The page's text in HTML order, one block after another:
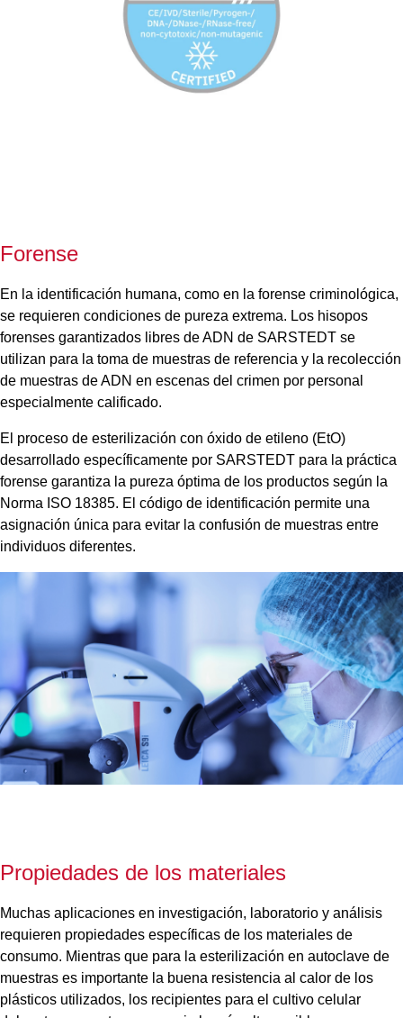
Forense
En la identificación humana, como en la forense criminológica,
se requieren condiciones de pureza extrema. Los hisopos
forenses garantizados libres de ADN de SARSTEDT se
utilizan para la toma de muestras de referencia y la recolección
de muestras de ADN en escenas del crimen por personal
especialmente calificado.
El proceso de esterilización con óxido de etileno (EtO)
desarrollado específicamente por SARSTEDT para la práctica
forense garantiza la pureza óptima de los productos según la
Norma ISO 18385. El código de identificación permite una
asignación única para evitar la confusión de muestras entre
individuos diferentes.
Propiedades de los materiales
Muchas aplicaciones en investigación, laboratorio y análisis
requieren propiedades específicas de los materiales de
consumo. Mientras que para la esterilización en autoclave de
muestras es importante la buena resistencia al calor de los
plásticos utilizados, los recipientes para el cultivo celular